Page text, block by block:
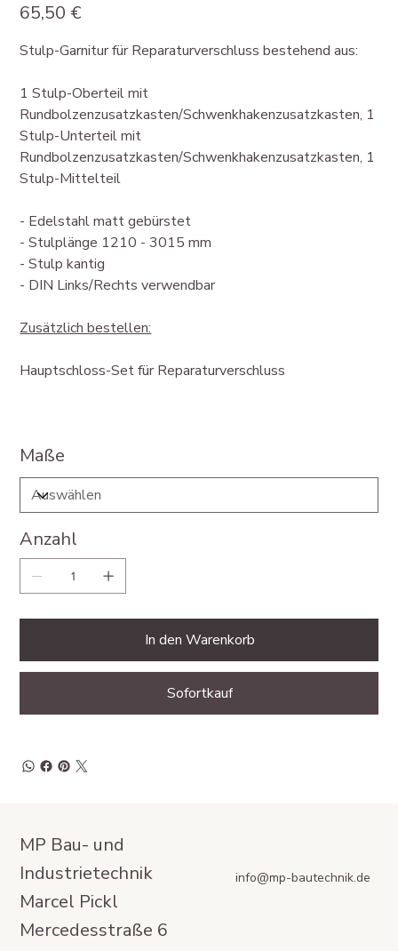
65,50 €
Stulp-Garnitur für Reparaturverschluss bestehend aus:
1 Stulp-Oberteil mit
Rundbolzenzusatzkasten/Schwenkhakenzusatzkasten, 1
Stulp-Unterteil mit
Rundbolzenzusatzkasten/Schwenkhakenzusatzkasten, 1
Stulp-Mittelteil
- Edelstahl matt gebürstet
- Stulplänge 1210 - 3015 mm
- Stulp kantig
- DIN Links/Rechts verwendbar
Zusätzlich bestellen:
Hauptschloss-Set für Reparaturverschluss
Maße
Anzahl
In den Warenkorb
Sofortkauf
MP Bau- und
Industrietechnik
Marcel Pickl
Mercedesstraße 6
info@mp-bautechnik.de